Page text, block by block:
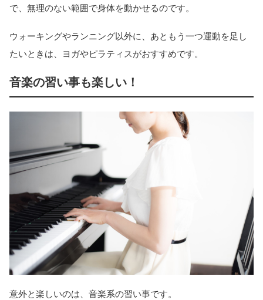
で、無理のない範囲で身体を動かせるのです。
ウォーキングやランニング以外に、あともう一つ運動を足し
たいときは、ヨガやピラティスがおすすめです。
音楽の習い事も楽しい！
意外と楽しいのは、音楽系の習い事です。